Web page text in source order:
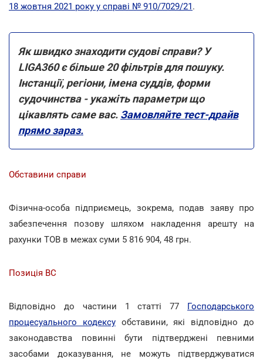
18 жовтня 2021 року у справі № 910/7029/21.
Як швидко знаходити судові справи? У
LIGA360 є більше 20 фільтрів для пошуку.
Інстанції, регіони, імена суддів, форми
судочинства - укажіть параметри що
цікавлять саме вас. Замовляйте тест-драйв
прямо зараз.
Обставини справи
Фізична-особа підприємець, зокрема, подав заяву про
забезпечення позову шляхом накладення арешту на
рахунки ТОВ в межах суми 5 816 904, 48 грн.
Позиція ВС
Відповідно до частини 1 статті 77 Господарського
процесуального кодексуобставини, які відповідно до
законодавства повинні бути підтверджені певними
засобами доказування, не можуть підтверджуватися